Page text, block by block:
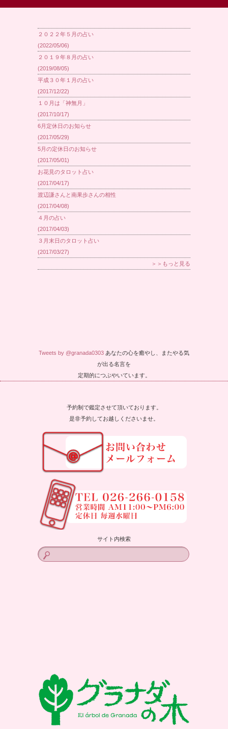
２０２２年５月の占い
(2022/05/06)
２０１９年８月の占い
(2019/08/05)
平成３０年１月の占い
(2017/12/22)
１０月は「神無月」
(2017/10/17)
6月定休日のお知らせ
(2017/05/29)
5月の定休日のお知らせ
(2017/05/01)
お花見のタロット占い
(2017/04/17)
渡辺謙さんと南果歩さんの相性
(2017/04/08)
４月の占い
(2017/04/03)
３月末日のタロット占い
(2017/03/27)
＞＞もっと見る
Tweets by @granada0303 あなたの心を癒やし、またやる気
が出る名言を
定期的につぶやいています。
予約制で鑑定させて頂いております。
是非予約してお越しくださいませ。
サイト内検索